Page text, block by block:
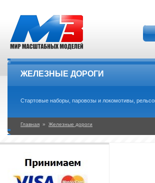
ЖЕЛЕЗНЫЕ ДОРОГИ
Стартовые наборы, паровозы и локомотивы,
Главная » Железные дороги